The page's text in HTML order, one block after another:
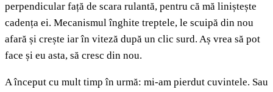
perpendicular față de scara rulantă, pentru că mă liniștește
cadența ei. Mecanismul înghite treptele, le scuipă din nou
afară și crește iar în viteză după un clic surd. Aș vrea să pot
face și eu asta, să cresc din nou.
A început cu mult timp în urmă: mi-am pierdut cuvintele. Sau